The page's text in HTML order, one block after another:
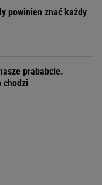
powinien znać każdy
prababcie.
chodzi